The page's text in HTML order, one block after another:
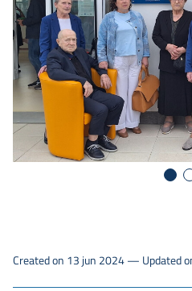
Created on 13 jun 2024 — Updated